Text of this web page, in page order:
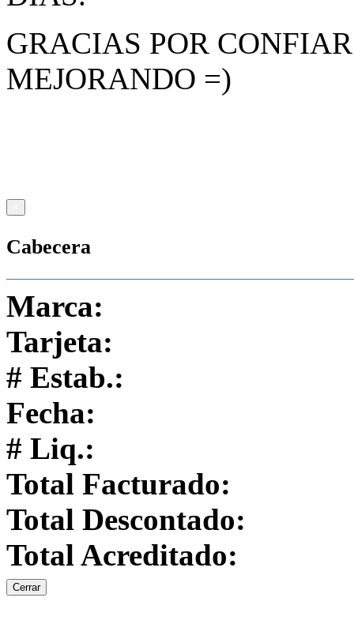
GRACIAS POR
MEJORANDO =)
Cabecera
Marca:
Tarjeta:
# Estab.:
Fecha:
# Liq.:
Total Facturado:
Total Descontado:
Total Acreditado:
Cerrar